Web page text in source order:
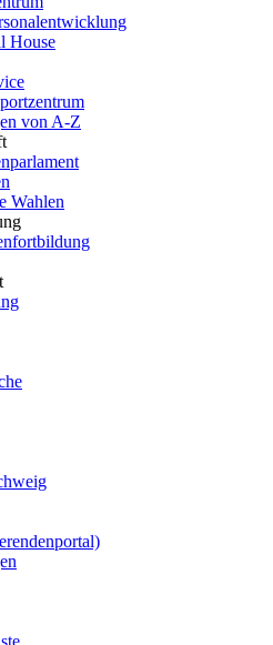
House
von A-Z
Wahlen